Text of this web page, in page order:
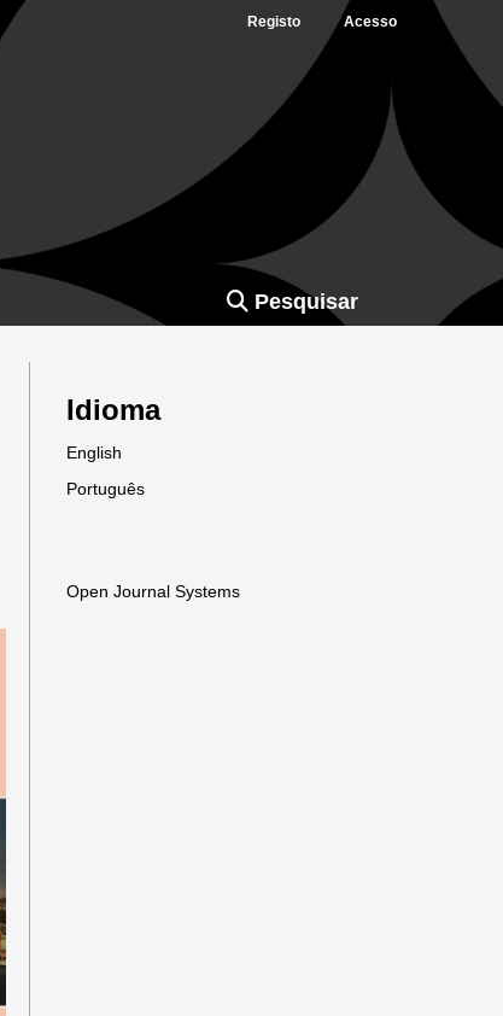
Pesquisar
Registo Acesso
Idioma
English
Português
Open Journal Systems